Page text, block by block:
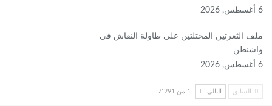
6 أغسطس, 2026
ملف الثغرتين المحتلتين على طاولة النقاش في
واشنطن
6 أغسطس, 2026
السابق التالي 1 من 7٬291